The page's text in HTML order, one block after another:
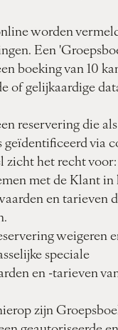
worden
Een
boeking van 10
of gelijkaardige
reservering die
geïdentificeerd via
zicht het recht voor:
met de Klant in
en tarieven
weigeren
speciale
en -tarieven
zijn